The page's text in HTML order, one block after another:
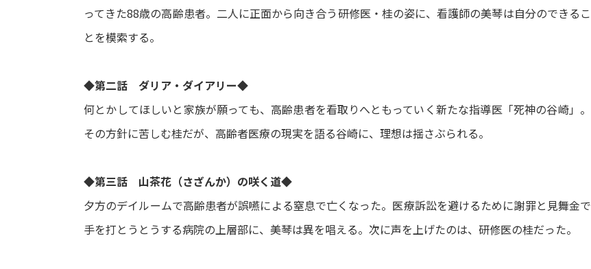
ってきた88歳の高齢患者。二人に正面から向き合う研修医・桂の姿に、看護師の美琴は自分のできるこ
とを模索する。
◆第二話 ダリア・ダイアリー◆
何とかしてほしいと家族が願っても、高齢患者を看取りへともっていく新たな指導医「死神の谷崎」。
その方針に苦しむ桂だが、高齢者医療の現実を語る谷崎に、理想は揺さぶられる。
◆第三話 山茶花（さざんか）の咲く道◆
夕方のデイルームで高齢患者が誤嚥による窒息で亡くなった。医療訴訟を避けるために謝罪と見舞金で
手を打とうとうする病院の上層部に、美琴は異を唱える。次に声を上げたのは、研修医の桂だった。